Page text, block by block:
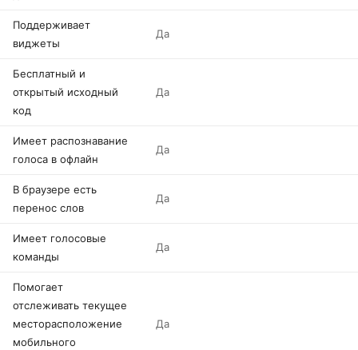
Поддерживает
виджеты
Да
Бесплатный и
открытый исходный
код
Да
Имеет распознавание
голоса в офлайн
Да
В браузере есть
перенос слов
Да
Имеет голосовые
команды
Да
Помогает
отслеживать текущее
месторасположение
мобильного
Да